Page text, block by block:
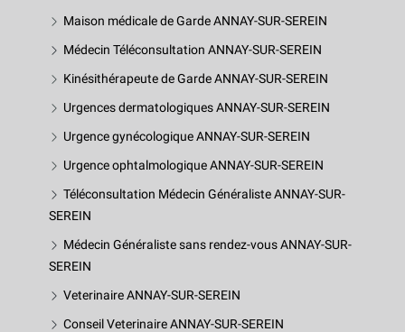
Maison médicale de Garde ANNAY-SUR-SEREIN
Médecin Téléconsultation ANNAY-SUR-SEREIN
Kinésithérapeute de Garde ANNAY-SUR-SEREIN
Urgences dermatologiques ANNAY-SUR-SEREIN
Urgence gynécologique ANNAY-SUR-SEREIN
Urgence ophtalmologique ANNAY-SUR-SEREIN
Téléconsultation Médecin Généraliste ANNAY-SUR-
SEREIN
Médecin Généraliste sans rendez-vous ANNAY-SUR-
SEREIN
Veterinaire ANNAY-SUR-SEREIN
Conseil Veterinaire ANNAY-SUR-SEREIN